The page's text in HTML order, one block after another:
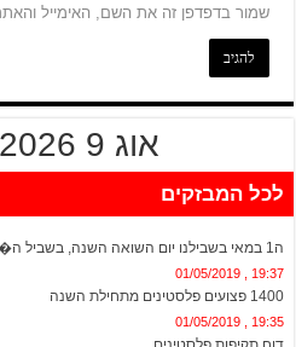
שמור בדפדפן זה את השם, האימייל
אוג 9 2026, 09:55
לכל המבזקים
ה1 במאי בשבילנו יום השואה השנה, בשביל ה�...
19:37 , 01/05/2019
1400 פצועים פלסטינים מתחילת השנה
19:35 , 01/05/2019